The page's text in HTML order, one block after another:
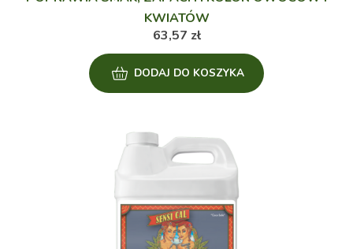
KWIATÓW
63,57 zł
DODAJ DO KOSZYKA